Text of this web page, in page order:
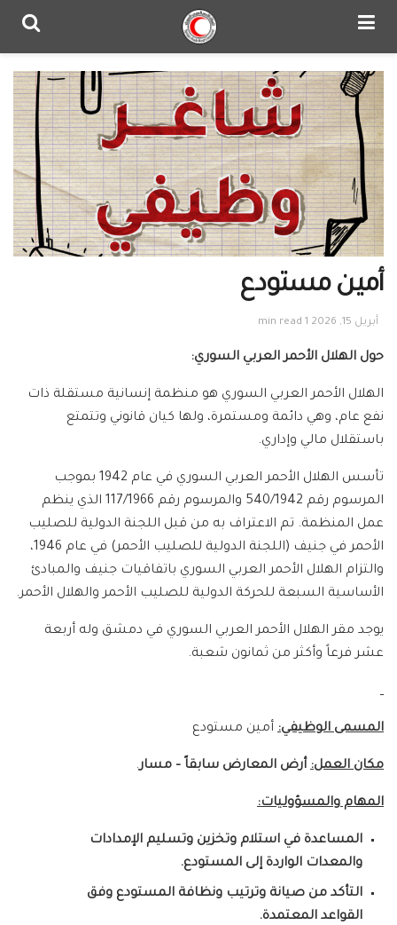
أمين مستودع
أبريل 15, 2026 1 min read
حول الهلال الأحمر العربي السوري:
الهلال الأحمر العربي السوري هو منظمة إنسانية مستقلة ذات
نفع عام، وهي دائمة ومستمرة، ولها كيان قانوني وتتمتع
باستقلال مالي وإداري.
تأسس الهلال الأحمر العربي السوري في عام 1942 بموجب
المرسوم رقم 540/1942 والمرسوم رقم 117/1966 الذي ينظم
عمل المنظمة. تم الاعتراف به من قبل اللجنة الدولية للصليب
الأحمر في جنيف (اللجنة الدولية للصليب الأحمر) في عام 1946،
والتزام الهلال الأحمر العربي السوري باتفاقيات جنيف والمبادئ
الأساسية السبعة للحركة الدولية للصليب الأحمر والهلال الأحمر.
يوجد مقر الهلال الأحمر العربي السوري في دمشق وله أربعة
عشر فرعاً وأكثر من ثمانون شعبة.
المسمى الوظيفي: أمين مستودع
مكان العمل: أرض المعارض سابقاً – مسار.
المهام والمسؤوليات:
المساعدة في استلام وتخزين وتسليم الإمدادات
والمعدات الواردة إلى المستودع.
التأكد من صيانة وترتيب ونظافة المستودع وفق
القواعد المعتمدة.